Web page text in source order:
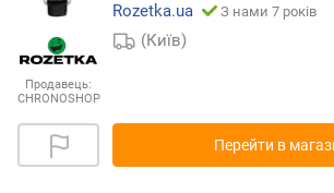
Продавець:
CHRONOSHOP
Rozetka.ua
З нами 7 років
(Київ)
Перейти в